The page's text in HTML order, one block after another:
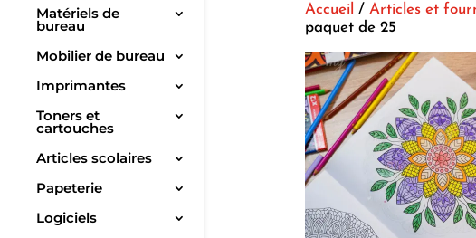
Matériels de
bureau
Mobilier de bureau
Imprimantes
Toners et
cartouches
Articles scolaires
Papeterie
Logiciels
Accueil / Articles et
paquet de 25